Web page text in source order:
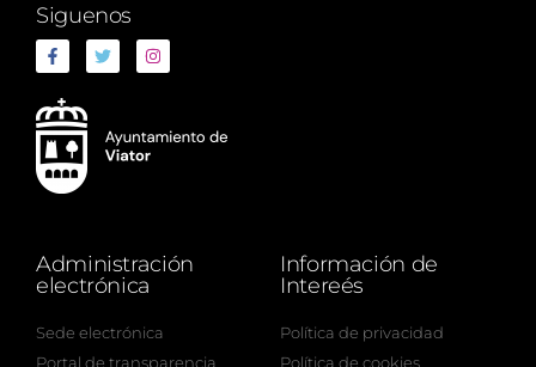
Siguenos
Administración
electrónica
Sede electrónica
Portal de transparencia
Información de
Intereés
Política de privacidad
Política de cookies